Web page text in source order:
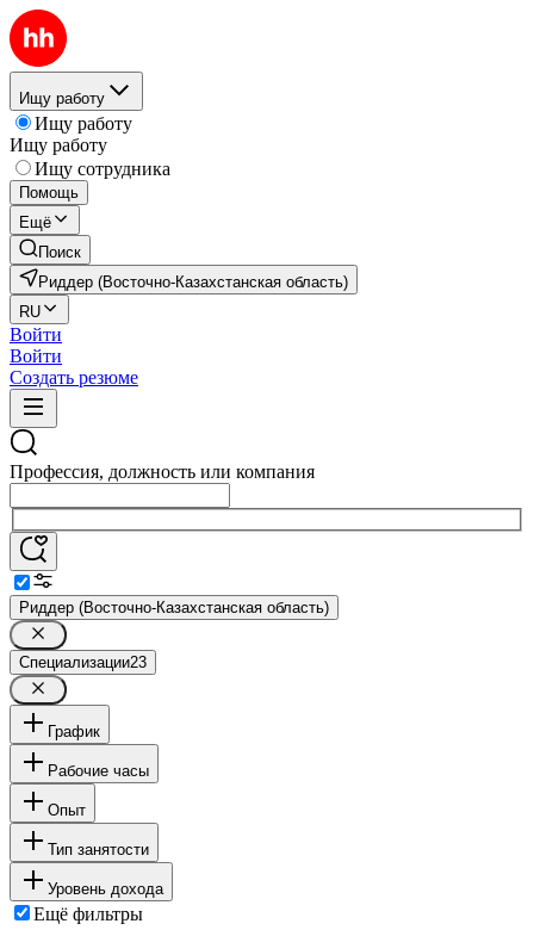
Ищу работу
Ищу работу
Ищу работу
Ищу сотрудника
Помощь
Ещё
Поиск
Риддер (Восточно-Казахстанская область)
RU
Войти
Войти
Создать резюме
Профессия, должность или компания
Риддер (Восточно-Казахстанская область)
Специализации23
График
Рабочие часы
Опыт
Тип занятости
Уровень дохода
Ещё фильтры